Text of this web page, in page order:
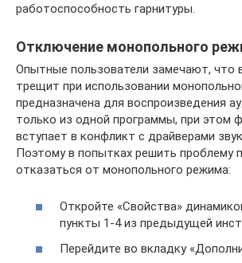
работоспособность гарнитуры.
Отключение монопольного
Опытные пользователи замечают, что
трещит при использовании
предназначена для воспроизведения
только из одной программы, при этом
вступает в конфликт с драйверами
Поэтому в попытках решить проблему
отказаться от монопольного режима:
Откройте «Свойства»
пункты 1-4 из предыдущей
Перейдите во вкладку